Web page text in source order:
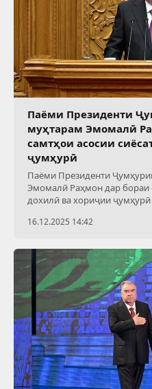
Паёми Президенти
муҳтарам Эмомалӣ
самтҳои асосии
ҷумҳурӣ
Паёми Президенти
Эмомалӣ Раҳмон дар бораи
дохилӣ ва хориҷии ҷумҳурӣ
16.12.2025 14:42